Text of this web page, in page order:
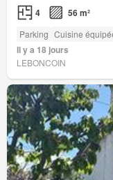
4 56 m²
Parking Cuisine
Il y a 18 jours
LEBONCOIN